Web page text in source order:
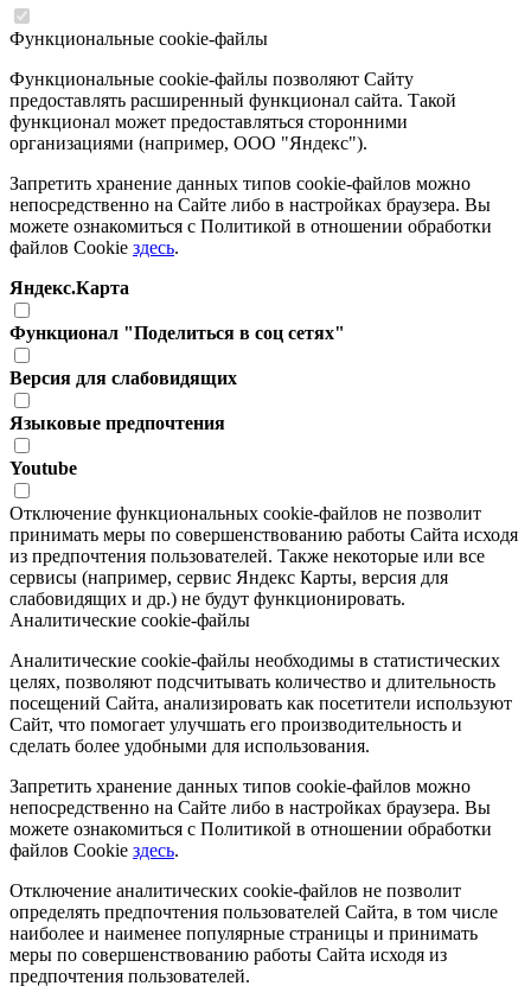
Функциональные cookie-файлы
Функциональные cookie-файлы позволяют Сайту
предоставлять расширенный функционал сайта. Такой
функционал может предоставляться сторонними
организациями (например, ООО "Яндекс").
Запретить хранение данных типов cookie-файлов можно
непосредственно на Сайте либо в настройках браузера. Вы
можете ознакомиться с Политикой в отношении обработки
файлов Cookie здесь.
Яндекс.Карта
Функционал "Поделиться в соц сетях"
Версия для слабовидящих
Языковые предпочтения
Youtube
Отключение функциональных cookie-файлов не позволит
принимать меры по совершенствованию работы Сайта исходя
из предпочтения пользователей. Также некоторые или все
сервисы (например, сервис Яндекс Карты, версия для
слабовидящих и др.) не будут функционировать.
Аналитические cookie-файлы
Аналитические cookie-файлы необходимы в статистических
целях, позволяют подсчитывать количество и длительность
посещений Сайта, анализировать как посетители используют
Сайт, что помогает улучшать его производительность и
сделать более удобными для использования.
Запретить хранение данных типов cookie-файлов можно
непосредственно на Сайте либо в настройках браузера. Вы
можете ознакомиться с Политикой в отношении обработки
файлов Cookie здесь.
Отключение аналитических cookie-файлов не позволит
определять предпочтения пользователей Сайта, в том числе
наиболее и наименее популярные страницы и принимать
меры по совершенствованию работы Сайта исходя из
предпочтения пользователей.